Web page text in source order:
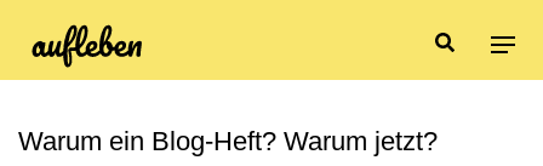
Warum ein Blog-Heft? Warum jetzt?